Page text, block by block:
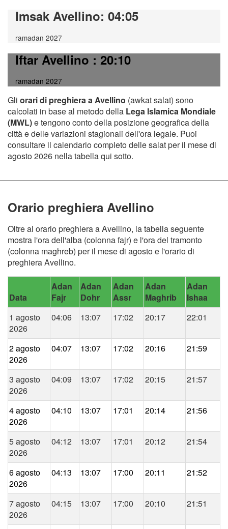
Imsak Avellino: 04:05
ramadan 2027
Iftar Avellino: 20:10
ramadan 2027
Gli orari di preghiera a Avellino (awkat salat) sono
calcolati in base al metodo della Lega Islamica Mondiale
(MWL)e tengono conto della posizione geografica della
città e delle variazioni stagionali dell'ora legale. Puoi
consultare il calendario completo delle salat per il mese di
agosto 2026 nella tabella qui sotto.
Orario preghiera Avellino
Oltre al orario preghiera a Avellino, la tabella seguente
mostra l'ora dell'alba (colonna fajr) e l'ora del tramonto
(colonna maghreb) per il mese di agosto e l'orario di
preghiera Avellino.
Data
Adan
Fajr
Adan
Dohr
Adan
Assr
Adan
Maghrib
Adan
Ishaa
1 agosto
2026
04:06 13:07 17:02 20:17 22:01
2 agosto
2026
04:07 13:07 17:02 20:16 21:59
3 agosto
2026
04:09 13:07 17:02 20:15 21:57
4 agosto
2026
04:10 13:07 17:01 20:14 21:56
5 agosto
2026
04:12 13:07 17:01 20:12 21:54
6 agosto
2026
04:13 13:07 17:00 20:11 21:52
7 agosto
2026
04:15 13:07 17:00 20:10 21:51